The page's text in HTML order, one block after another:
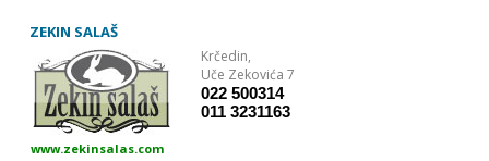
ZEKIN SALAŠ
Krčedin,
Uče Zekovića 7
022 500314
011 3231163
www.zekinsalas.com